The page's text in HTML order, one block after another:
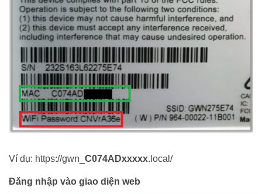
Ví dụ: https://gwn_ C074ADxxxxx.local/
Đăng nhập vào giao diện web